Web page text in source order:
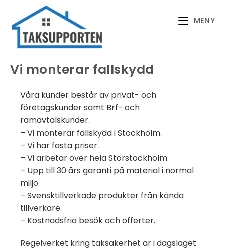
MENY
Vi monterar fallskydd
Våra kunder består av privat- och
företagskunder samt Brf- och
ramavtalskunder.
– Vi monterar fallskydd i Stockholm.
– Vi har fasta priser.
– Vi arbetar över hela Storstockholm.
– Upp till 30 års garanti på material i normal
miljö.
– Svensktillverkade produkter från kända
tillverkare.
– Kostnadsfria besök och offerter.
Regelverket kring taksäkerhet är i dagsläget